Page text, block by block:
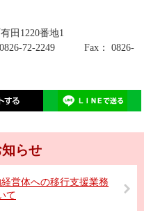
らせ
営体への移行支援業務
て
田1220番地1
72-2249 Fax： 0826-